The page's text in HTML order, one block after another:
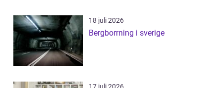
18 juli 2026
Bergborrning i sverige